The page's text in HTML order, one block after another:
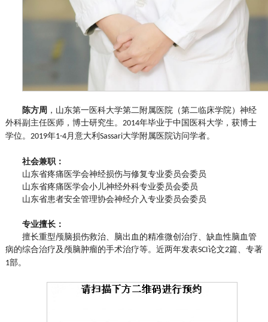
陈方周 ， 山东第一医科大学第二附属医院（第二临床学院）神经
外科副主任医师，博士研究生。 2014年毕业于中国医科大学，获博士
学位。 2019年1-4月意大利 Sassari大学附属医院访问学者。
社会兼职：
山东省疼痛医学会神经损伤与修复专业委员会委员
山东省疼痛医学会小儿神经外科专业委员会委员
山东省患者安全管理协会神经介入专业委员会委员
专业擅长：
擅长重型颅脑损伤救治、脑出血的精准微创治疗、缺血性脑血管
病的综合治疗及颅脑肿瘤的手术治疗等。近两年发表SCI论文2篇、专著
1部。